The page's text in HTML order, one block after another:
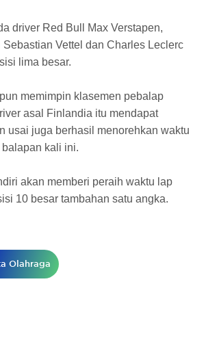
driver Red Bull Max Verstapen,
Vettel dan Charles Leclerc
lima besar.
memimpin klasemen pebalap
asal Finlandia itu mendapat
usai juga berhasil menorehkan waktu
balapan kali ini.
akan memberi peraih waktu lap
10 besar tambahan satu angka.
Olahraga